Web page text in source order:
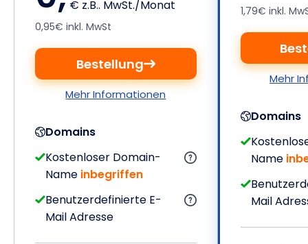
€ z.B.. MwSt./Monat
0,95€ inkl. MwSt
Bestellung
Mehr Informationen
Domains
Kostenloser Domain-
Name inbegriffen
Benutzerdefinierte E-
Mail Adresse
1,79€ inkl.
Mehr
Domains
Name
Mail